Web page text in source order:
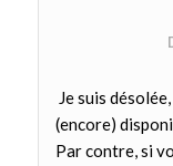
Je suis
(encore)
Par contre, si